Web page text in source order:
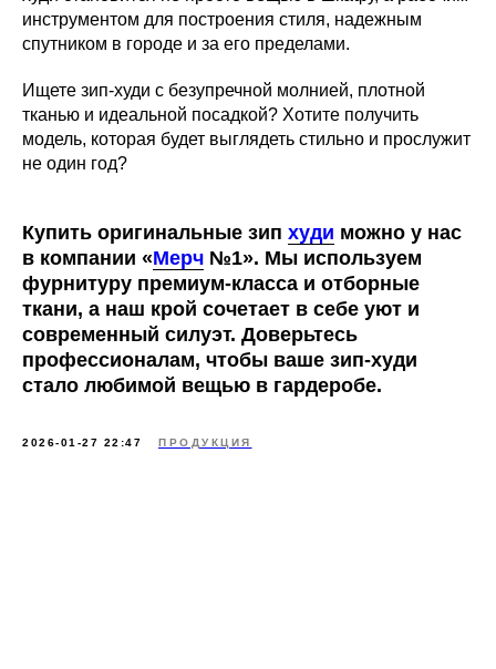
инструментом для построения стиля, надежным
спутником в городе и за его пределами.
Ищете зип-худи с безупречной молнией, плотной
тканью и идеальной посадкой? Хотите получить
модель, которая будет выглядеть стильно и прослужит
не один год?
Купить оригинальные зип худи можно у нас
в компании «Мерч №1». Мы используем
фурнитуру премиум-класса и отборные
ткани, а наш крой сочетает в себе уют и
современный силуэт. Доверьтесь
профессионалам, чтобы ваше зип-худи
стало любимой вещью в гардеробе.
2026-01-27 22:47 ПРОДУКЦИЯ